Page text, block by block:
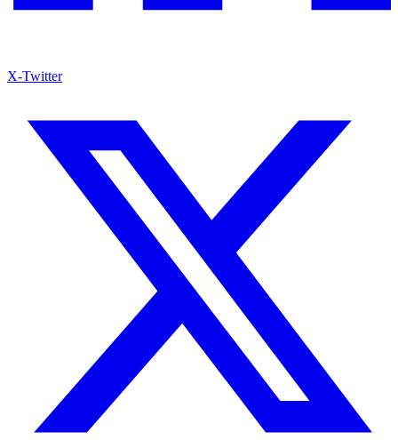
X-Twitter